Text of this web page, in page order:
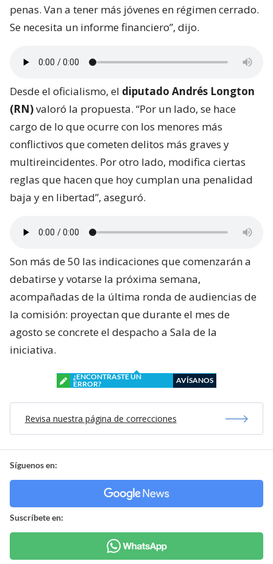
penas. Van a tener más jóvenes en régimen cerrado.
Se necesita un informe financiero”, dijo.
Desde el oficialismo, el diputado Andrés Longton
(RN)valoró la propuesta. “Por un lado, se hace
cargo de lo que ocurre con los menores más
conflictivos que cometen delitos más graves y
multireincidentes. Por otro lado, modifica ciertas
reglas que hacen que hoy cumplan una penalidad
baja y en libertad”, aseguró.
Son más de 50 las indicaciones que comenzarán a
debatirse y votarse la próxima semana,
acompañadas de la última ronda de audiencias de
la comisión: proyectan que durante el mes de
agosto se concrete el despacho a Sala de la
iniciativa.
¿ENCONTRASTE UN
ERROR?
AVÍSANOS
Revisa nuestra página de correcciones
Síguenos en:
Suscríbete en: